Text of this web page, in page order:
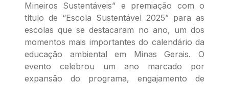
Mineiros Sustentáveis” e premiação com o
título de “Escola Sustentável 2025” para as
escolas que se destacaram no ano, um dos
momentos mais importantes do calendário da
educação ambiental em Minas Gerais. O
evento celebrou um ano marcado por
expansão do programa, engajamento de